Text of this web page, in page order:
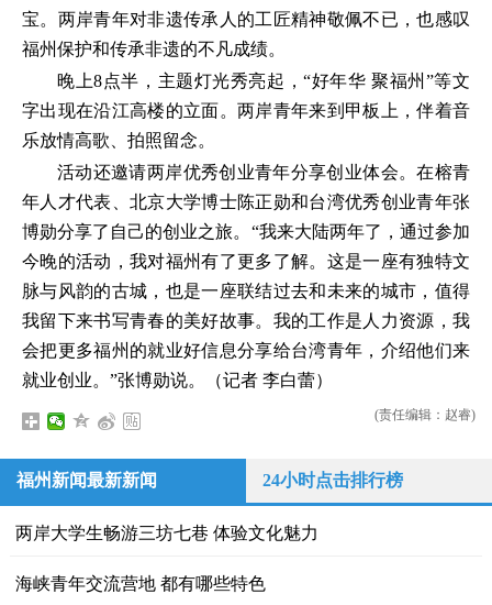
宝。两岸青年对非遗传承人的工匠精神敬佩不已，也感叹
福州保护和传承非遗的不凡成绩。
晚上8点半，主题灯光秀亮起，“好年华 聚福州”等文
字出现在沿江高楼的立面。两岸青年来到甲板上，伴着音
乐放情高歌、拍照留念。
活动还邀请两岸优秀创业青年分享创业体会。在榕青
年人才代表、北京大学博士陈正勋和台湾优秀创业青年张
博勋分享了自己的创业之旅。“我来大陆两年了，通过参加
今晚的活动，我对福州有了更多了解。这是一座有独特文
脉与风韵的古城，也是一座联结过去和未来的城市，值得
我留下来书写青春的美好故事。我的工作是人力资源，我
会把更多福州的就业好信息分享给台湾青年，介绍他们来
就业创业。”张博勋说。（记者 李白蕾）
(责任编辑：赵睿)
福州新闻最新新闻 24小时点击排行榜
两岸大学生畅游三坊七巷 体验文化魅力
海峡青年交流营地 都有哪些特色